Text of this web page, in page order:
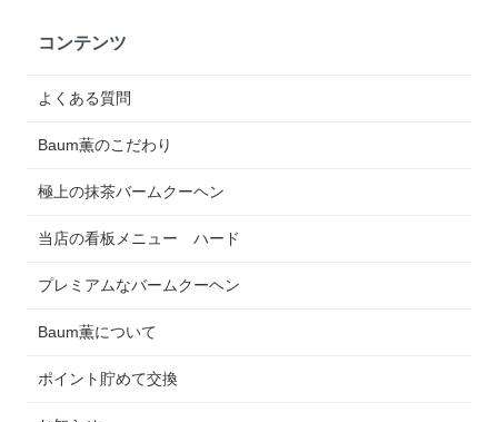
コンテンツ
よくある質問
Baum薫のこだわり
極上の抹茶バームクーヘン
当店の看板メニュー ハード
プレミアムなバームクーヘン
Baum薫について
ポイント貯めて交換